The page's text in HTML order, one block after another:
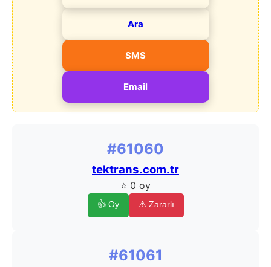
Ara
SMS
Email
#61060
tektrans.com.tr
⭐ 0 oy
👍 Oy ⚠️ Zararlı
#61061